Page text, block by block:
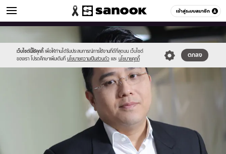
เข้าสู่ระบบสมาชิก
ดูดวง หมวดอื่นๆ
เว็บไซต์นี้ใช้คุกกี้ เพื่อให้ท่านได้รับประสบการณ์การใช้งานที่ดีที่สุดบน เว็บไซต์
ของเรา โปรดศึกษาเพิ่มเติมที่ นโยบายความเป็นส่วนตัว และ นโยบายคุกกี้
ตกลง
Sanook
//s.isanook.com/sr/0/images/logo-
new-
sanook.png
//s.isanook.com/ho/0/ud/28/140277/chh.jpg